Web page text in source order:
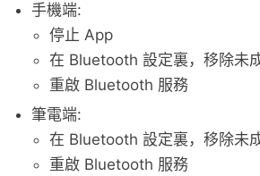
手機端:
停止 App
在 Bluetooth 設定裏，移除未
重啟 Bluetooth 服務
筆電端:
在 Bluetooth 設定裏，移除未
重啟 Bluetooth 服務